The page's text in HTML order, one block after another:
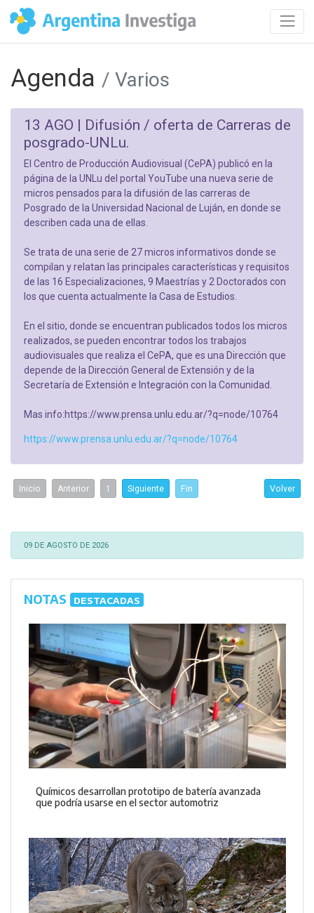
Agenda / Varios
13 AGO | Difusión / oferta de Carreras de
posgrado-UNLu.
El Centro de Producción Audiovisual (CePA) publicó en la
página de la UNLu del portal YouTube una nueva serie de
micros pensados para la difusión de las carreras de
Posgrado de la Universidad Nacional de Luján, en donde se
describen cada una de ellas.
Se trata de una serie de 27 micros informativos donde se
compilan y relatan las principales características y requisitos
de las 16 Especializaciones, 9 Maestrías y 2 Doctorados con
los que cuenta actualmente la Casa de Estudios.
En el sitio, donde se encuentran publicados todos los micros
realizados, se pueden encontrar todos los trabajos
audiovisuales que realiza el CePA, que es una Dirección que
depende de la Dirección General de Extensión y de la
Secretaría de Extensión e Integración con la Comunidad.
Mas info:https://www.prensa.unlu.edu.ar/?q=node/10764
https://www.prensa.unlu.edu.ar/?q=node/10764
Inicio Anterior 1 Siguiente Fin Volver
09 DE AGOSTO DE 2026
NOTAS DESTACADAS
Químicos desarrollan prototipo de batería avanzada
que podría usarse en el sector automotriz